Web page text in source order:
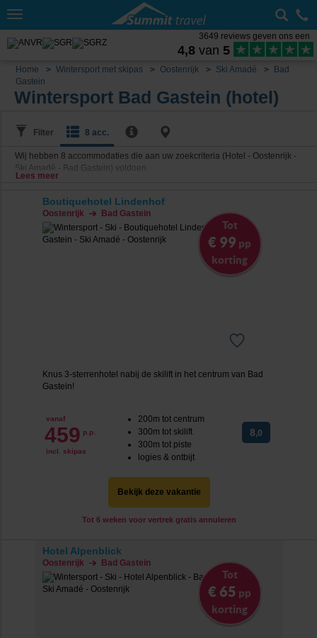
Toggle
3649 reviews geven ons een
4,8 van 5
Home Wintersport met skipas Oostenrijk Ski Amadé
Bad
Gastein
Wintersport Bad Gastein (hotel)
Filter 8 acc.
Wij hebben 8 accommodaties die aan uw zoekcriteria (Hotel - Oostenrijk -
Ski Amadé - Bad Gastein) voldoen.
Lees meer
Boutiquehotel Lindenhof
Oostenrijk Bad Gastein
Tot
€ 99 pp
korting
Knus 3-sterrenhotel nabij de skilift in het centrum van Bad
Gastein!
vanaf
459 p.p.
incl. skipas
200m tot centrum
300m tot skilift
300m tot piste
logies & ontbijt
8,0
Bekijk deze vakantie
Tot 6 weken voor vertrek gratis annuleren
Hotel Alpenblick
Oostenrijk Bad Gastein
Tot
€ 65 pp
korting